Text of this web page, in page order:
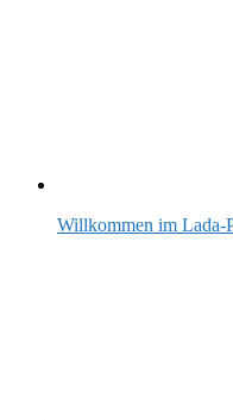
Willkommen im